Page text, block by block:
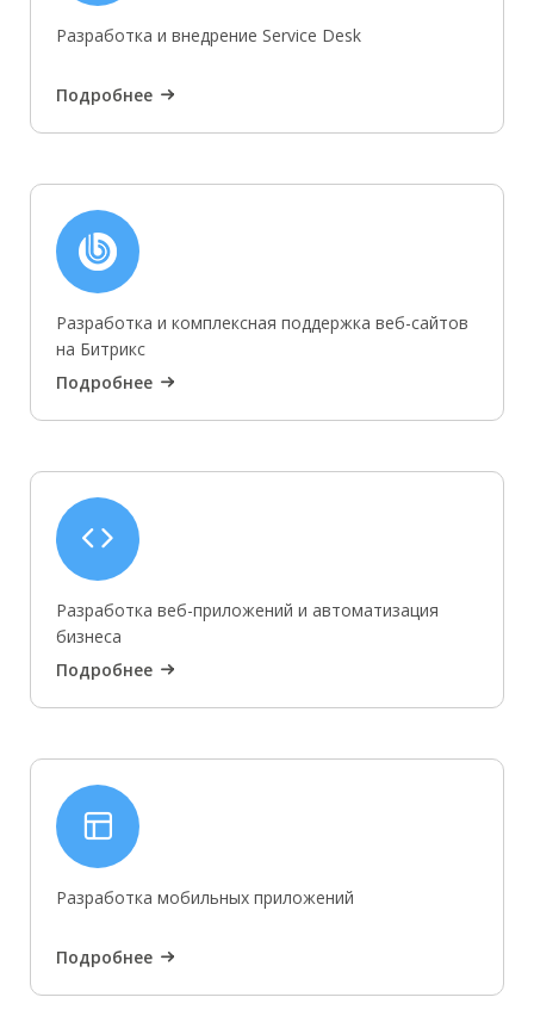
Разработка и внедрение Service Desk
Подробнее
Разработка и комплексная поддержка веб-сайтов
на Битрикс
Подробнее
Разработка веб-приложений и автоматизация
бизнеса
Подробнее
Разработка мобильных приложений
Подробнее